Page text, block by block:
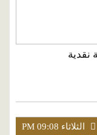
نقدية
الثلاثاء PM 09:08